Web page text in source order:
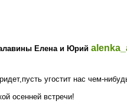
Елена и Юрий
угостит нас чем-
осенней встречи!